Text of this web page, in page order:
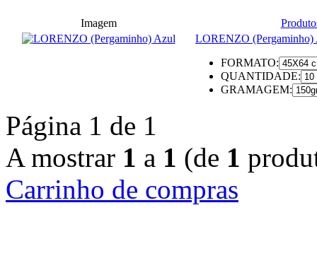
Imagem
LORENZO (Pergaminho)
FORMATO:
QUANTIDADE:
GRAMAGEM:
Página 1 de 1
A mostrar 1 a 1 (de 1
Carrinho de compras